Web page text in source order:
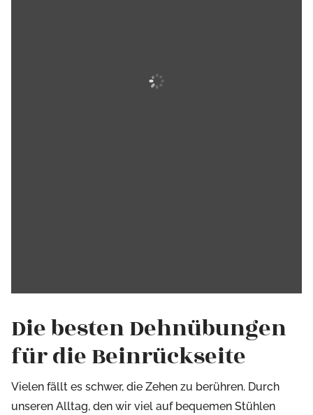
Die besten Dehnübungen
für die Beinrückseite
Vielen fällt es schwer, die Zehen zu berühren. Durch
unseren Alltag, den wir viel auf bequemen Stühlen